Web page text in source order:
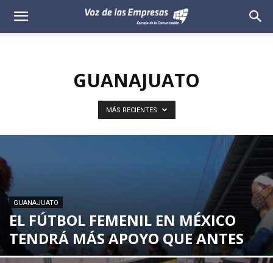
Voz
GUANAJUATO
MÁS RECIENTES
GUANAJUATO
EL FÚTBOL FEMENIL EN MÉXICO
TENDRÁ MÁS APOYO QUE ANTES